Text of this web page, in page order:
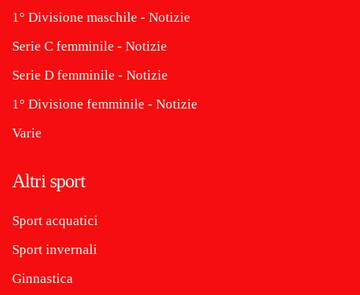
1° Divisione maschile - Notizie
Serie C femminile - Notizie
Serie D femminile - Notizie
1° Divisione femminile - Notizie
Varie
Altri sport
Sport acquatici
Sport invernali
Ginnastica